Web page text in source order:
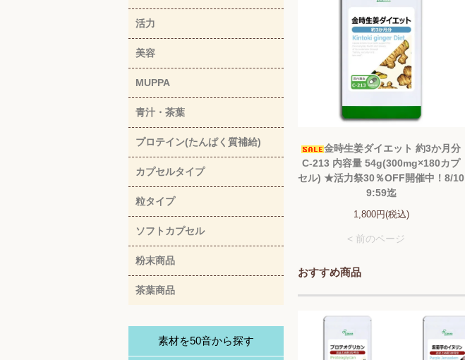
活力
美容
MUPPA
青汁・茶葉
プロテイン(たんぱく質補給)
カプセルタイプ
粒タイプ
ソフトカプセル
粉末商品
茶葉商品
素材を50音から探す
金時生姜ダイエット 約3か月分
C-213 内容量 54g(300mg×180カプ
セル) ★活力祭30％OFF開催中！8/10
9:59迄
1,800円(税込)
< 前のページ
おすすめ商品